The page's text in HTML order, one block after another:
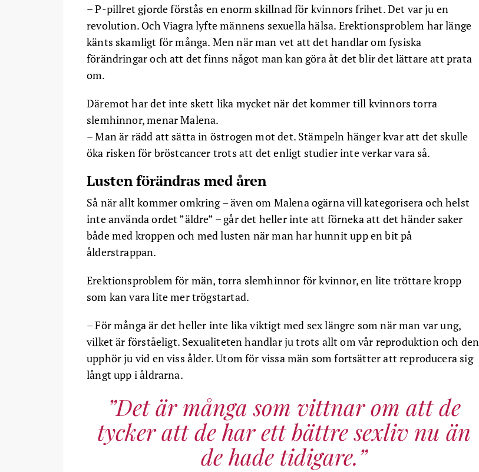
– P-pillret gjorde förstås en enorm skillnad för kvinnors frihet. Det var ju en
revolution. Och Viagra lyfte männens sexuella hälsa. Erektionsproblem har länge
känts skamligt för många. Men när man vet att det handlar om fysiska
förändringar och att det finns något man kan göra åt det blir det lättare att prata
om.
Däremot har det inte skett lika mycket när det kommer till kvinnors torra
slemhinnor, menar Malena.
– Man är rädd att sätta in östrogen mot det. Stämpeln hänger kvar att det skulle
öka risken för bröstcancer trots att det enligt studier inte verkar vara så.
Lusten förändras med åren
Så när allt kommer omkring – även om Malena ogärna vill kategorisera och helst
inte använda ordet ”äldre” – går det heller inte att förneka att det händer saker
både med kroppen och med lusten när man har hunnit upp en bit på
ålderstrappan.
Erektionsproblem för män, torra slemhinnor för kvinnor, en lite tröttare kropp
som kan vara lite mer trögstartad.
– För många är det heller inte lika viktigt med sex längre som när man var ung,
vilket är förståeligt. Sexualiteten handlar ju trots allt om vår reproduktion och den
upphör ju vid en viss ålder. Utom för vissa män som fortsätter att reproducera sig
långt upp i åldrarna.
Det är många som vittnar om att de
tycker att de har ett bättre sexliv nu än
de hade tidigare.